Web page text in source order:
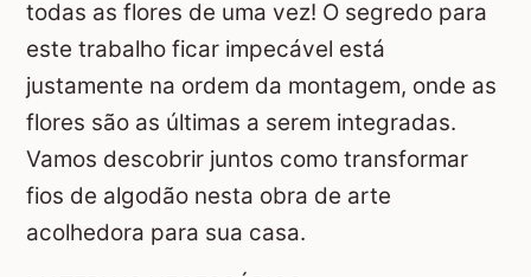
todas as flores de uma vez! O segredo para
este trabalho ficar impecável está
justamente na ordem da montagem, onde as
flores são as últimas a serem integradas.
Vamos descobrir juntos como transformar
fios de algodão nesta obra de arte
acolhedora para sua casa.